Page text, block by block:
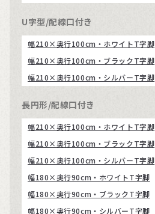
U字型/配線口付き
幅210×奥行100cm・ホワイトT字脚
幅210×奥行100cm・ブラックT字脚
幅210×奥行100cm・シルバーT字脚
長円形/配線口付き
幅210×奥行100cm・ホワイトT字脚
幅210×奥行100cm・ブラックT字脚
幅210×奥行100cm・シルバーT字脚
幅180×奥行90cm・ホワイトT字脚
幅180×奥行90cm・ブラックT字脚
幅180×奥行90cm・シルバーT字脚